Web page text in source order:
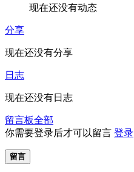
现在还没有动态
分享
现在还没有分享
日志
现在还没有日志
留言板全部
你需要登录后才可以留言 登录
留言